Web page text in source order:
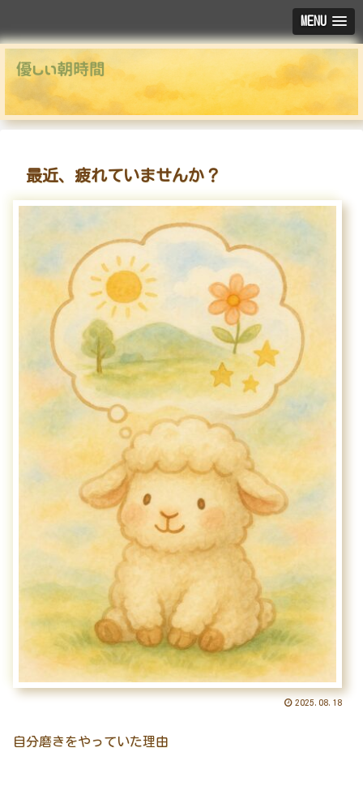
MENU
最近、疲れていませんか？
2025.08.18
自分磨きをやっていた理由